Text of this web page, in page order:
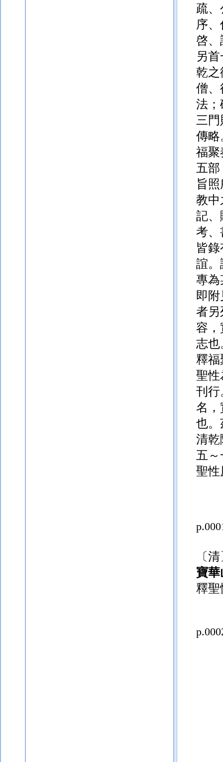
疏
序
啓
另
乾之
僧、
法；
三
傳略
福聚
五
旨照
教中
記、
考、
皆
誼。
專為
即
者另
容，
志也
釋福
聖性
刊行
名，
也。
清乾
五～
聖性
〔
寶華
釋聖